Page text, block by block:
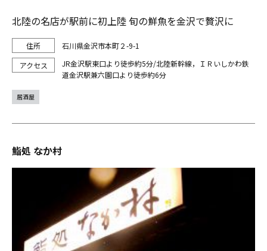
北陸の名店が駅前に初上陸 旬の鮮魚を金沢で贅沢に
石川県金沢市本町２-9-1
JR金沢駅東口より徒歩約5分/北陸新幹線，ＩＲいしかわ鉄
道金沢駅兼六園口より徒歩約6分
居酒屋
鮨処 なか村